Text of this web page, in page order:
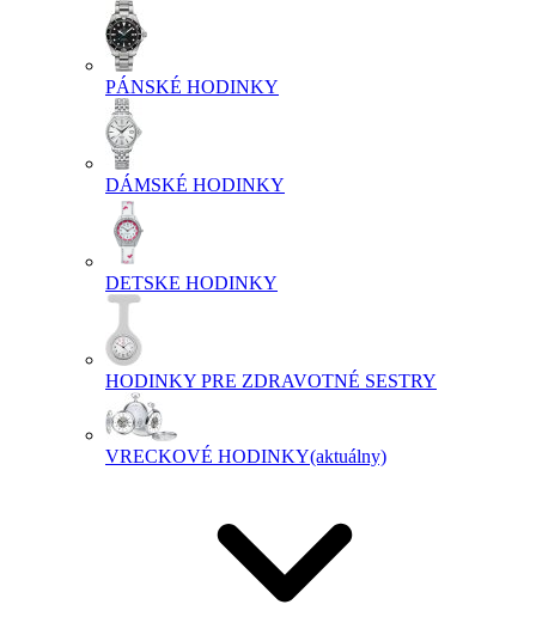
PÁNSKÉ HODINKY
DÁMSKÉ HODINKY
DETSKE HODINKY
HODINKY PRE ZDRAVOTNÉ SESTRY
VRECKOVÉ HODINKY(aktuálny)